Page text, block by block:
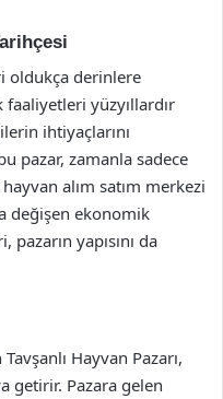
oldukça derinlere
faaliyetleri yüzyıllardır
ihtiyaçlarını
pazar, zamanla sadece
alım satım merkezi
değişen ekonomik
yapısını da
Hayvan Pazarı,
getirir. Pazara gelen